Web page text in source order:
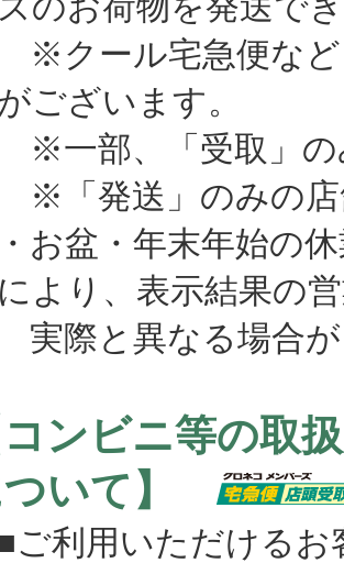
ール宅急便など
ございます。
部、「受取」の
発送」のみの店
お盆・年末年始の
により、表示結果の
際と異なる場合が
コンビニ等の取
ついて】
利用いただけるお